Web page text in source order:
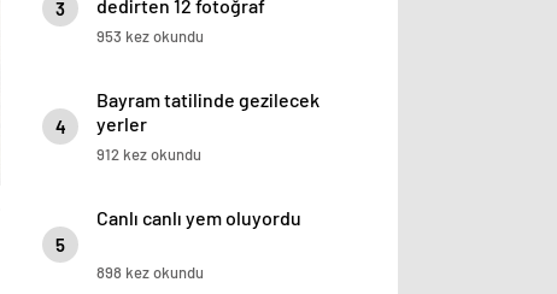
3
dedirten 12 fotoğraf
953 kez okundu
4
Bayram tatilinde gezilecek
yerler
912 kez okundu
5
Canlı canlı yem oluyordu
898 kez okundu